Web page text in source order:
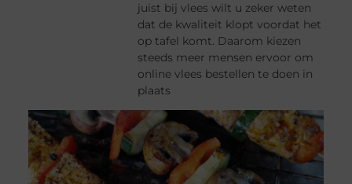
juist bij vlees wilt u zeker weten
dat de kwaliteit klopt voordat het
op tafel komt. Daarom kiezen
steeds meer mensen ervoor om
online vlees bestellen te doen in
plaats